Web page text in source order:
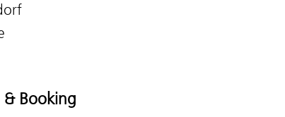
Booking